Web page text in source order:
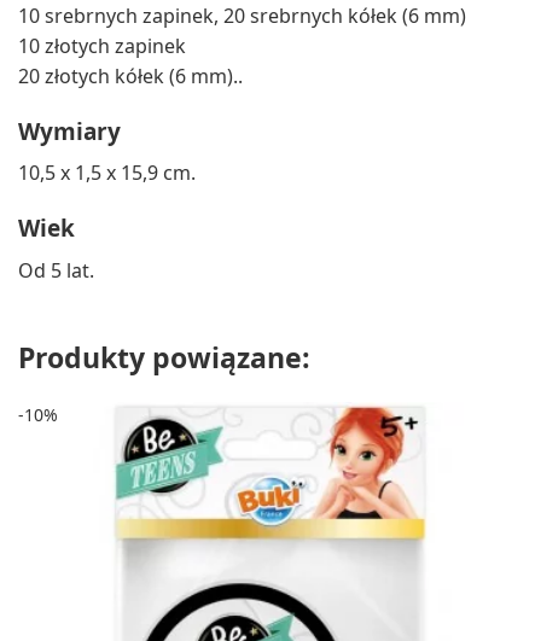
10 srebrnych zapinek, 20 srebrnych kółek (6 mm)
10 złotych zapinek
20 złotych kółek (6 mm)..
Wymiary
10,5 x 1,5 x 15,9 cm.
Wiek
Od 5 lat.
Produkty powiązane:
-10%